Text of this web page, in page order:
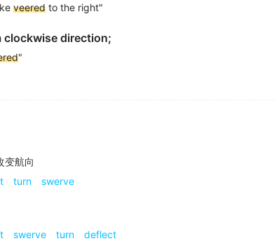
toveer sharply to avoid hitting the pedestrian.
急转弯以避免撞到行人。
个意想不到的方向。
the letter, her mood began to
veered to the right"
clockwise direction;
"
变航向
turn swerve
swerve turn deflect